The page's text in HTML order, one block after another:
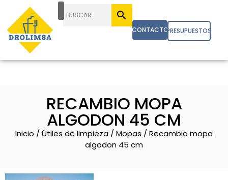
CONTACTOPRESUPUESTOS
RECAMBIO MOPA
ALGODON 45 CM
Inicio / Útiles de limpieza / Mopas / Recambio mopa
algodon 45 cm